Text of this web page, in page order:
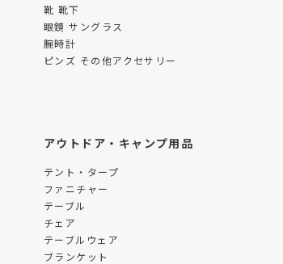
靴 靴下
眼鏡 サングラス
腕時計
ピンズ その他アクセサリー
アウトドア・キャンプ用品
テント・タープ
ファニチャー
テーブル
チェア
テーブルウェア
ブランケット